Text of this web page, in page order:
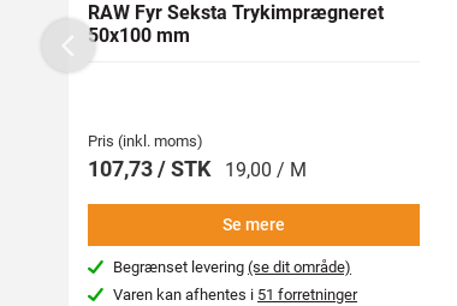
RAW Fyr Seksta Trykimprægneret
50x100 mm
Pris (inkl. moms)
107,73 / STK 19,00 / M
Se mere
Begrænset levering(se dit område)
Varen kan afhentes i 51 forretninger
Previous